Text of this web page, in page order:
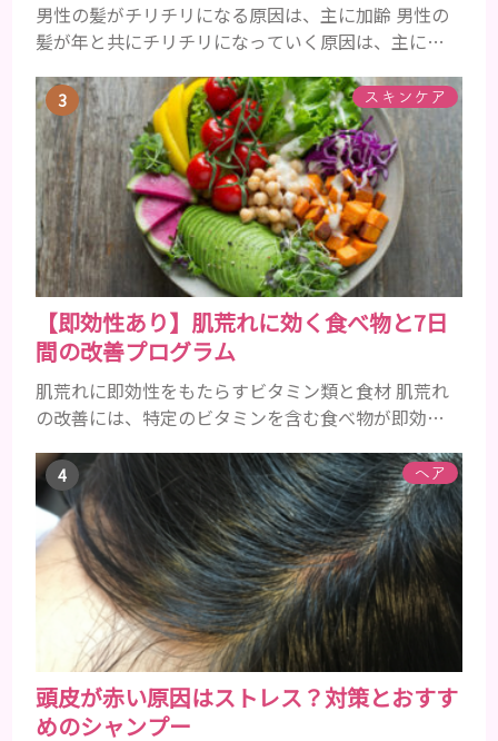
男性の髪がチリチリになる原因は、主に加齢 男性の
髪が年と共にチリチリになっていく原因は、主に加
にツヤがあった男性も、いつのまにか髪がチリチリ
でペタンとするようになったと感じる人もいるでし
ょう。特に大人の男性としての魅力が出てくる40代
以降の男性に悩んでいる人が多い傾向があります。
髪が生え変わるサイクルは、年齢と共に乱れていき
ます。髪が太くならないま...
スキンケア
【即効性あり】肌荒れに効く食べ物と7日
間の改善プログラム
肌荒れに即効性をもたらすビタミン類と食材 肌荒れ
の改善には、特定のビタミンを含む食べ物が即効性
を高め、荒れた肌を内側から修復する栄養素です。
ビタミンA：レバー、人参、ほうれん草など レバー、
人参、ほうれん草などに含まれるビタミンAは、肌の
ターンオーバーを正常化し、肌荒れを素早く修復し
ます。特にレバーは吸収率の高いレチノールを含み、
即効性が期待でき...
ヘア
頭皮が赤い原因はストレス？対策とおすす
めのシャンプー